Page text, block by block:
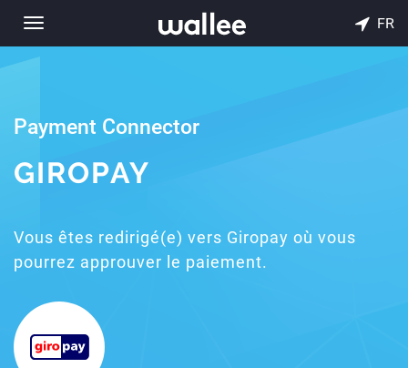
Toggle
navigation
FR
Payment Connector
GIROPAY
Vous êtes redirigé(e) vers Giropay où vous
pourrez approuver le paiement.